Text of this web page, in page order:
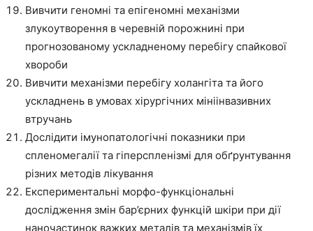
Вивчити геномні та епігеномні механізми
злукоутворення в черевній порожнині при
прогнозованому ускладненому перебігу спайкової
хвороби
Вивчити механізми перебігу холангіта та його
ускладнень в умовах хірургічних мініінвазивних
втручань
Дослідити імунопатологічні показники при
спленомегалії та гіперспленізмі для обґрунтування
різних методів лікування
Експериментальні морфо-функціональні
дослідження змін бар’єрних функцій шкіри при дії
наночастинок важких металів та механізмів їх